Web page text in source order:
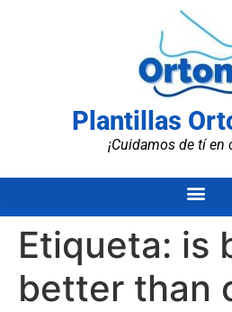
Plantillas
¡Cuidamos de tí en
Etiqueta: is
better than